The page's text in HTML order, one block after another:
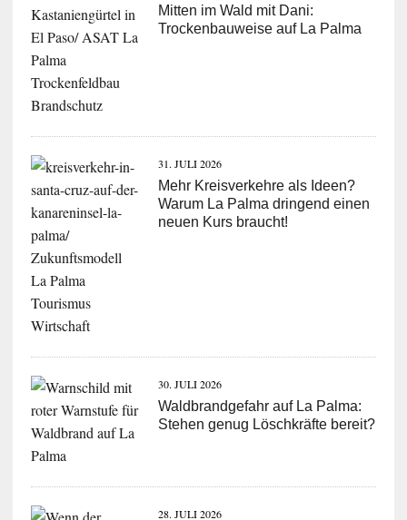
Mitten im Wald mit Dani:
Trockenbauweise auf La Palma
31. JULI 2026
Mehr Kreisverkehre als Ideen?
Warum La Palma dringend einen
neuen Kurs braucht!
30. JULI 2026
Waldbrandgefahr auf La Palma:
Stehen genug Löschkräfte bereit?
28. JULI 2026